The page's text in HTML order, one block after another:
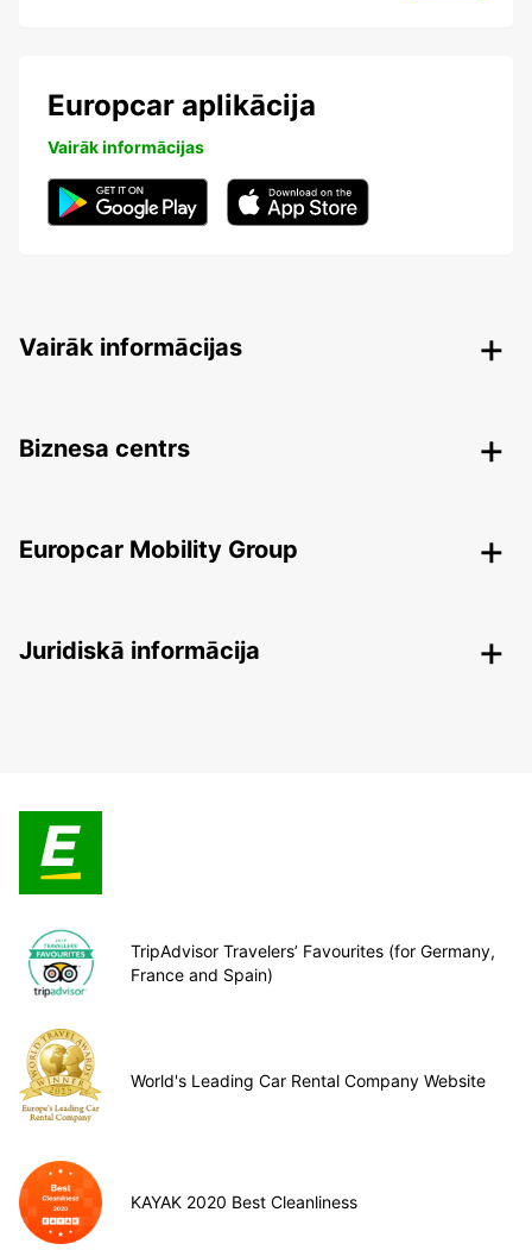
Europcar aplikācija
Vairāk informācijas
Vairāk informācijas
Biznesa centrs
Europcar Mobility Group
Juridiskā informācija
TripAdvisor Travelers’ Favourites (for Germany,
France and Spain)
World's Leading Car Rental Company Website
KAYAK 2020 Best Cleanliness